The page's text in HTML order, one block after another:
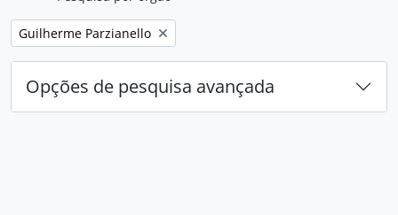
Remover filtro:
Guilherme Parzianello
Opções de pesquisa avançada